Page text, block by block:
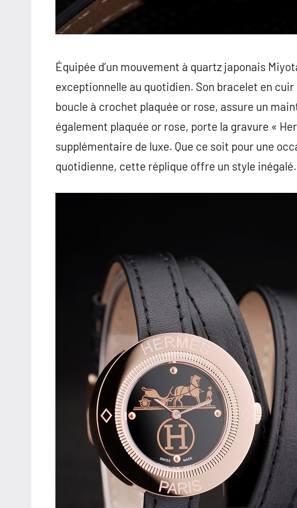
Équipée d’un mouvement à quartz japonais
exceptionnelle au quotidien. Son bracelet en cuir
boucle à crochet plaquée or rose, assure un
également plaquée or rose, porte la gravure «
supplémentaire de luxe. Que ce soit pour une
quotidienne, cette réplique offre un style inégalé.